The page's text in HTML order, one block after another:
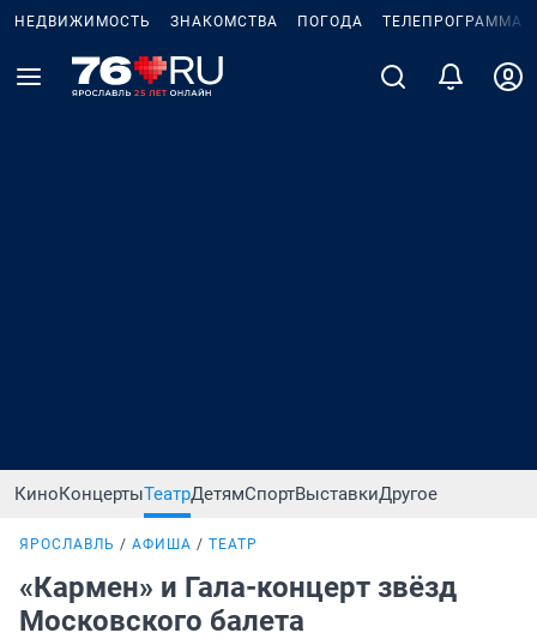
НЕДВИЖИМОСТЬ ЗНАКОМСТВА ПОГОДА ТЕЛЕПРОГРАММА
КиноКонцертыТеатрДетямСпортВыставкиДругое
ЯРОСЛАВЛЬ АФИША ТЕАТР
«Кармен» и Гала-концерт звёзд
Московского балета